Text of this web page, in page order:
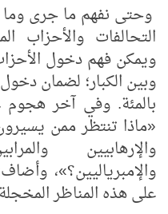
وحتى نفهم ما جرى
التحالفات والأحزاب
ويمكن فهم دخول
وبين الكبار؛ لضمان
بالمئة. وفي آخر هجوم
«ماذا تنتظر ممن
والإرهابيين
والإمبرياليين؟»،
على هذه المناظر